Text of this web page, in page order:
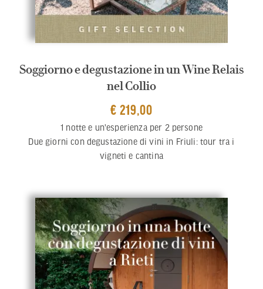
Soggiorno e degustazione in un Wine Relais
nel Collio
€ 219,00
1 notte e un'esperienza per 2 persone
Due giorni con degustazione di vini in Friuli: tour tra i
vigneti e cantina